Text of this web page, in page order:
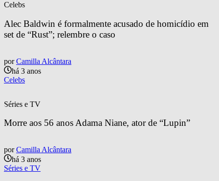
Celebs
Alec Baldwin é formalmente acusado de homicídio em
set de “Rust”; relembre o caso
por Camilla Alcântara
há 3 anos
Celebs
Séries e TV
Morre aos 56 anos Adama Niane, ator de “Lupin”
por Camilla Alcântara
há 3 anos
Séries e TV